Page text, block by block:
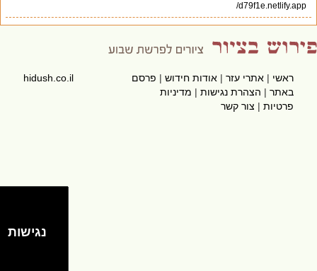
d79f1e.netlify.app/
ראשי|אתרי עזר|אודות חידוש|פרסם
באתר|הצהרת נגישות|מדיניות
פרטיות|צור קשר
hidush.co.il
נגישות